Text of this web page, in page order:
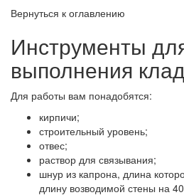
Вернуться к оглавлению
Инструменты
выполнения
Для работы вам понадобятся:
кирпичи;
строительный уровень;
отвес;
раствор для связывания;
шнур из капрона, длина
длину возводимой стены на